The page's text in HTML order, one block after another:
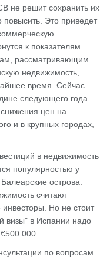
не решит сохранить их
Это приведет
к показателям
рассматривающим
недвижимость,
время. Сейчас
следующего года
цен на
и в крупных городах,
в недвижимость
популярностью у
острова.
считают
Но не стоит
визы" в Испании надо
000.
по вопросам